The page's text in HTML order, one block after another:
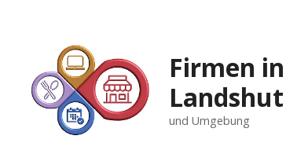
Firmen in
Landshut
und Umgebung